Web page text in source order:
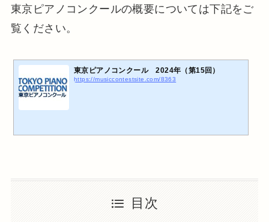
東京ピアノコンクールの概要については下記をご
覧ください。
東京ピアノコンクール 2024年（第15回）
https://musiccontestsite.com/8363
目次